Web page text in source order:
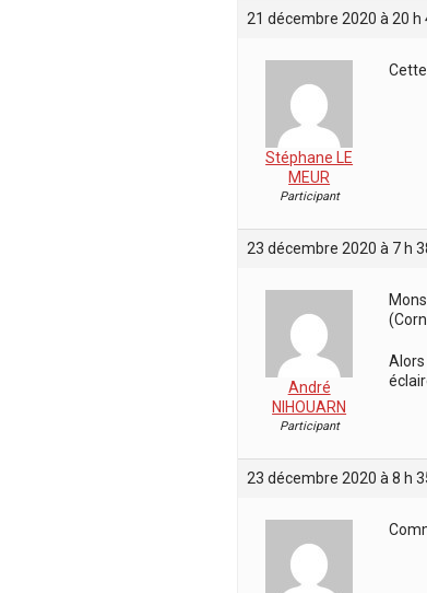
21 décembre 2020 à 20 h
Stéphane LE
MEUR
Participant
23 décembre 2020 à 7 h
André
NIHOUARN
Participant
23 décembre 2020 à 8 h